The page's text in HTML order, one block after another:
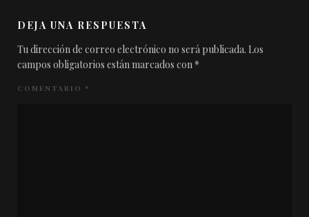
DEJA UNA RESPUESTA
Tu dirección de correo electrónico no será publicada. Los
campos obligatorios están marcados con *
COMENTARIO *